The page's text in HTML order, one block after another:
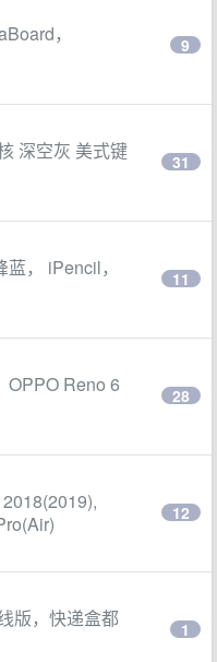
，
9
深空灰 美式键
31
， iPencil，
11
OPPO Reno 6
28
12
版，快递盒都
1